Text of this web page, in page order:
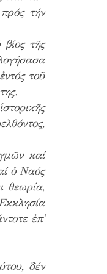
τήν
τῆς
τοῦ
καί
ὁ Ναός
θεωρία,
ἐπ᾽
δέν